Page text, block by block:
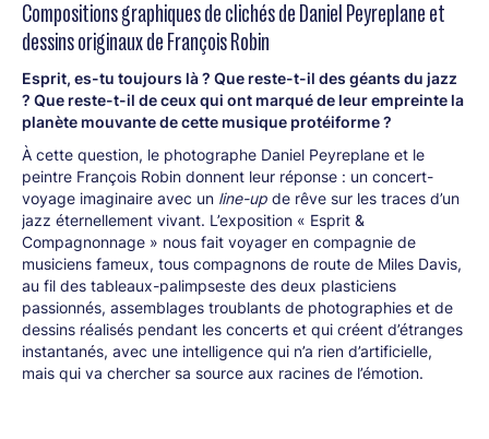
Compositions graphiques de clichés de Daniel Peyreplane et
dessins originaux de François Robin
Esprit, es-tu toujours là ? Que reste-t-il des géants du jazz
? Que reste-t-il de ceux qui ont marqué de leur empreinte la
planète mouvante de cette musique protéiforme ?
À cette question, le photographe Daniel Peyreplane et le
peintre François Robin donnent leur réponse : un concert-
voyage imaginaire avec un line-up de rêve sur les traces d’un
jazz éternellement vivant. L’exposition « Esprit &
Compagnonnage » nous fait voyager en compagnie de
musiciens fameux, tous compagnons de route de Miles Davis,
au fil des tableaux-palimpseste des deux plasticiens
passionnés, assemblages troublants de photographies et de
dessins réalisés pendant les concerts et qui créent d’étranges
instantanés, avec une intelligence qui n’a rien d’artificielle,
mais qui va chercher sa source aux racines de l’émotion.